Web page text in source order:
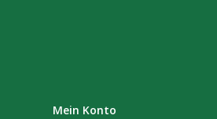
Mein Konto